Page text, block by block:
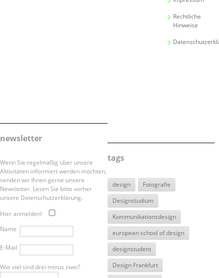
Rechtliche
Hinweise
newsletter
Wenn Sie regelmäßig über unsere
Aktivitäten informiert werden möchten,
senden wir Ihnen gerne unsere
Newsletter. Lesen Sie bitte vorher
unsere Datenschutzerklärung.
Hier anmelden!
Name
E-Mail
Wie viel sind drei minus zwei?
tags
design
Fotografie
Designstudium
Kommunikationsdesign
european school of design
designstudent
Design Frankfurt